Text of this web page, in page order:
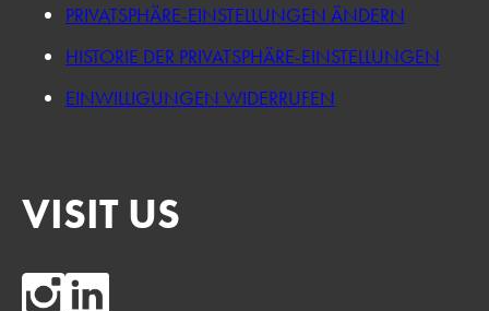
PRIVATSPHÄRE-EINSTELLUNGEN ÄNDERN
HISTORIE DER PRIVATSPHÄRE-EINSTELLUNGEN
EINWILLIGUNGEN WIDERRUFEN
VISIT US